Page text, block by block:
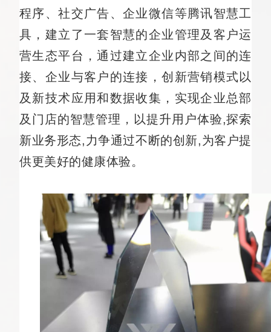
程序、社交广告、企业微信等腾讯智慧工
具，建立了一套智慧的企业管理及客户运
营生态平台，通过建立企业内部之间的连
接、企业与客户的连接，创新营销模式以
及新技术应用和数据收集，实现企业总部
及门店的智慧管理，以提升用户体验,探索
新业务形态,力争通过不断的创新,为客户提
供更美好的健康体验。